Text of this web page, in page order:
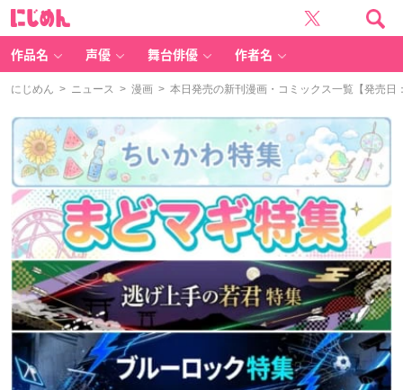
作品名 声優 舞台俳優 作者名
にじめん > ニュース > 漫画 > 本日発売の新刊漫画・コミックス一覧【発売日